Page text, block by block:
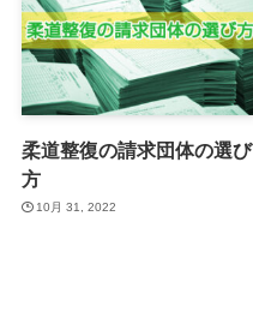
柔道整復の請求団体の選び
方
10月 31, 2022